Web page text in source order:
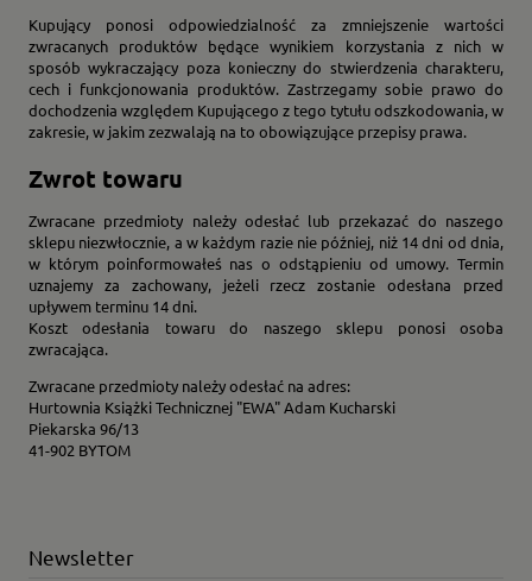
Kupujący ponosi odpowiedzialność za zmniejszenie wartości
zwracanych produktów będące wynikiem korzystania z nich w
sposób wykraczający poza konieczny do stwierdzenia charakteru,
cech i funkcjonowania produktów. Zastrzegamy sobie prawo do
dochodzenia względem Kupującego z tego tytułu odszkodowania, w
zakresie, w jakim zezwalają na to obowiązujące przepisy prawa.
Zwrot towaru
Zwracane przedmioty należy odesłać lub przekazać do naszego
sklepu niezwłocznie, a w każdym razie nie później, niż 14 dni od dnia,
w którym poinformowałeś nas o odstąpieniu od umowy. Termin
uznajemy za zachowany, jeżeli rzecz zostanie odesłana przed
upływem terminu 14 dni.
Koszt odesłania towaru do naszego sklepu ponosi osoba
zwracająca.
Zwracane przedmioty należy odesłać na adres:
Hurtownia Książki Technicznej "EWA" Adam Kucharski
Piekarska 96/13
41-902 BYTOM
Newsletter